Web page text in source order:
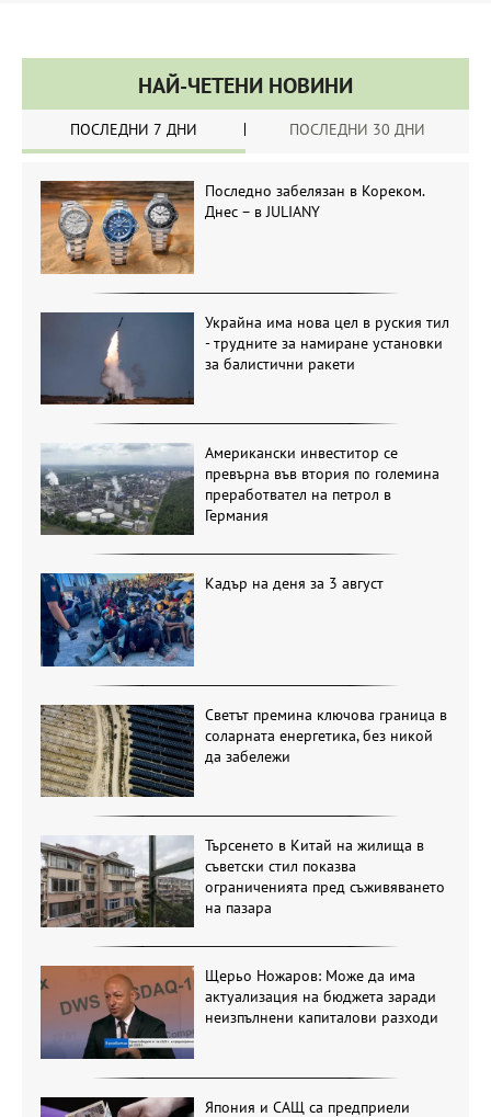
НАЙ-ЧЕТЕНИ НОВИНИ
ПОСЛЕДНИ 7 ДНИ ПОСЛЕДНИ 30 ДНИ
Последно забелязан в Кореком.
Днес – в JULIANY
Украйна има нова цел в руския тил
- трудните за намиране установки
за балистични ракети
Американски инвеститор се
превърна във втория по големина
преработвател на петрол в
Германия
Кадър на деня за 3 август
Светът премина ключова граница в
соларната енергетика, без никой
да забележи
Търсенето в Китай на жилища в
съветски стил показва
ограниченията пред съживяването
на пазара
Щерьо Ножаров: Може да има
актуализация на бюджета заради
неизпълнени капиталови разходи
Япония и САЩ са предприели